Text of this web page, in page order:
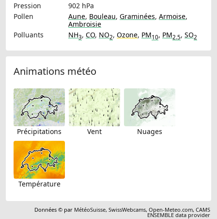
Pression
902 hPa
Pollen
Aune, Bouleau, Graminées, Armoise,
Ambroisie
Polluants
NH3, CO, NO2, Ozone, PM10, PM2.5, SO2
Animations météo
Précipitations Vent Nuages
Température
Données © par MétéoSuisse,SwissWebcams,Open-Meteo.com,CAMS
ENSEMBLE data provider